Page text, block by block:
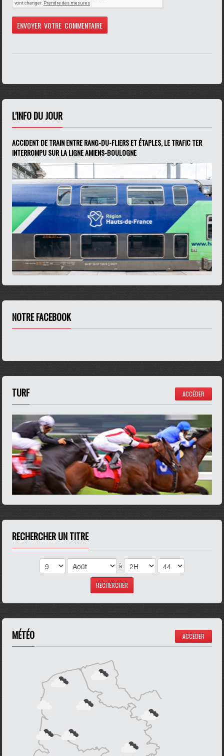
L'INFO DU JOUR
ACCIDENT DE TRAIN ENTRE RANG-DU-FLIERS ET ÉTAPLES, LE TRAFIC TER
INTERROMPU SUR LA LIGNE AMIENS-BOULOGNE
NOTRE FACEBOOK
TURF ACCÉDER
RECHERCHER UN TITRE
à
MÉTÉO ACCÉDER